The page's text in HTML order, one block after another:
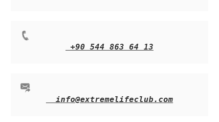
+90 544 863 64 13
info@extremelifeclub.com